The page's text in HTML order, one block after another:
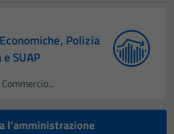
Polizia
SUAP
l’amministrazione